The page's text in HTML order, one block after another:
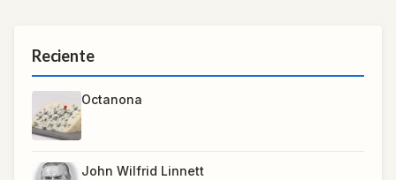
Reciente
Octanona
John Wilfrid Linnett